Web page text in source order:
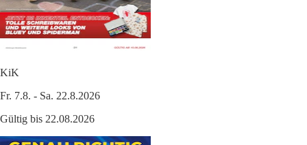
KiK
Fr. 7.8. - Sa. 22.8.2026
Gültig bis 22.08.2026